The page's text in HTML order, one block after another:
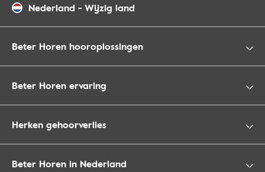
Nederland - Wijzig land
Beter Horen hooroplossingen
Beter Horen ervaring
Herken gehoorverlies
Beter Horen in Nederland